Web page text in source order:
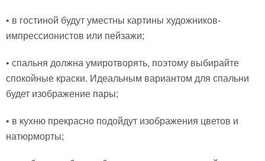
• в гостиной будут уместны картины художников-
импрессионистов или пейзажи;
• спальня должна умиротворять, поэтому выбирайте
спокойные краски. Идеальным вариантом для спальни
будет изображение пары;
• в кухню прекрасно подойдут изображения цветов и
натюрморты;